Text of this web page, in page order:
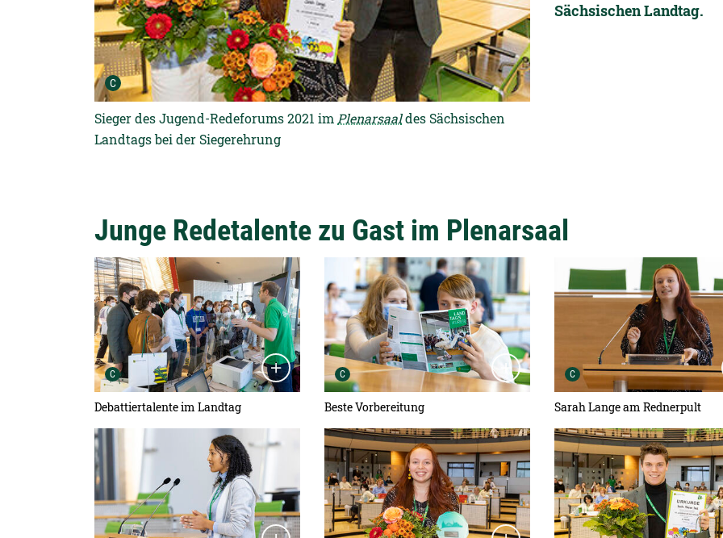
C Urheber der Grafik:
Sieger des Jugend-Redeforums 2021 im Plenarsaaldes Sächsischen
Landtags bei der Siegerehrung
Sächsischen Landtag.
Junge Redetalente zu Gast im Plenarsaal
Detailansicht öffnen:
C Urheber der Grafik:
Debattiertalente im Landtag
Detailansicht öffnen:
C Urheber der Grafik:
Beste Vorbereitung
Detailansicht öffnen:
C Urheber der Grafik:
Sarah Lange am Rednerpult
Detailansicht öffnen: Detailansicht öffnen: Detailansicht öffnen: